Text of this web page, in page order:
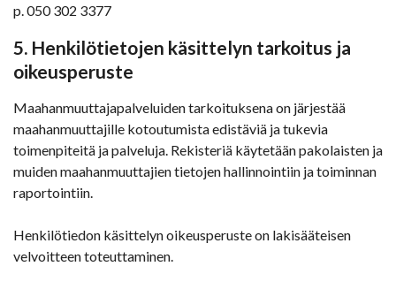
p. 050 302 3377
5. Henkilötietojen käsittelyn tarkoitus ja
oikeusperuste
Maahanmuuttajapalveluiden tarkoituksena on järjestää
maahanmuuttajille kotoutumista edistäviä ja tukevia
toimenpiteitä ja palveluja. Rekisteriä käytetään pakolaisten ja
muiden maahanmuuttajien tietojen hallinnointiin ja toiminnan
raportointiin.
Henkilötiedon käsittelyn oikeusperuste on lakisääteisen
velvoitteen toteuttaminen.